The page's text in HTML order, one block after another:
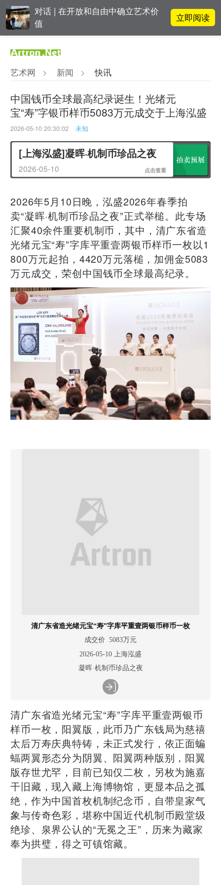
对话 | 在开放和自由中确立艺术价
值
立即阅读
态的十年
春雨斋主人房茂梁：“好运气”的90
后古玩经纪人
艺术网 > 新闻 > 快讯
中国钱币全球最高纪录诞生！光绪元
宝“寿”字银币样币5083万元成交于上海泓盛
2026-05-10 20:30:02 未知
[上海泓盛]凝晖·机制币珍品之夜
2026-05-10 点击查看
2026年5月10日晚，泓盛2026年春季拍
卖“凝晖·机制币珍品之夜”正式举槌。此专场
汇聚40余件重要机制币，其中，清广东省造
光绪元宝“寿”字库平重壹两银币样币一枚以1
800万元起拍，4420万元落槌，加佣金5083
万元成交，荣创中国钱币全球最高纪录。
清广东省造光绪元宝“寿”字库平重壹两银币样币一枚
成交价 5083万元
2026-05-10 上海泓盛
凝晖·机制币珍品之夜
清广东省造光绪元宝“寿”字库平重壹两银币
样币一枚，阳翼版，此币乃广东钱局为慈禧
太后万寿庆典特铸，未正式发行，依正面蝙
蝠两翼形态分为阴翼、阳翼两种版别，阳翼
版存世尤罕，目前已知仅二枚，另枚为施嘉
干旧藏，现入藏上海博物馆，更显本品之孤
绝，作为中国首枚机制纪念币，自带皇家气
象与传奇色彩，堪称中国近代机制币殿堂级
绝珍、泉界公认的“无冕之王”，历来为藏家
奉为拱璧，得之可镇馆藏。